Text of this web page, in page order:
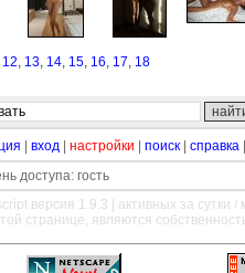
12, 13, 14, 15, 16, 17, 18
вход настройки поиск справка
доступа: гость
версия 1.9.3 | активных за сутки /
странице, являются
—————————————